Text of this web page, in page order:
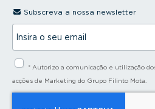
Subscreva a nossa newsletter
s
* Autorizo a comunicação e utilização
acções de Marketing do Grupo Filinto Mota.